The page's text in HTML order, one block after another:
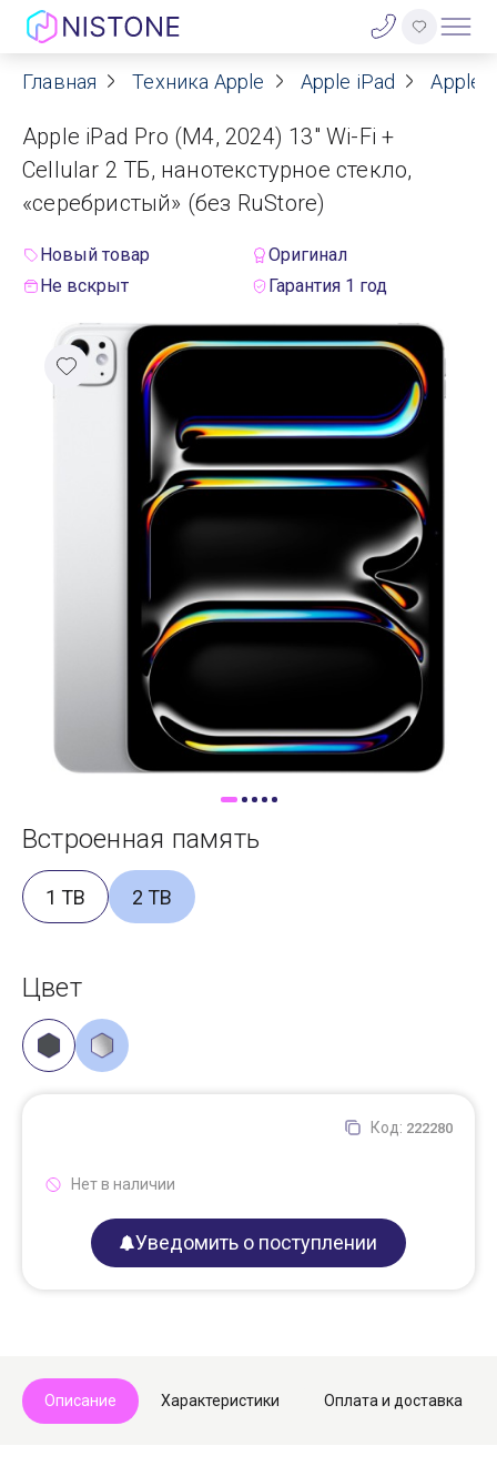
Акции
О нас
Блог
Договор оферты
Реквизиты
Контакты
Гарантия
Оплата
Самовывоз
Trade-In
Главная Техника Apple Apple iPad Apple
Apple iPad Pro (M4, 2024) 13" Wi-Fi +
Cellular 2 TБ, нанотекстурное стекло,
«серебристый» (без RuStore)
Новый товар
Оригинал
Не вскрыт
Гарантия 1 год
Встроенная память
1 TB 2 TB
Цвет
Код: 222280
Нет в наличии
Уведомить о поступлении
Описание Характеристики Оплата и доставка